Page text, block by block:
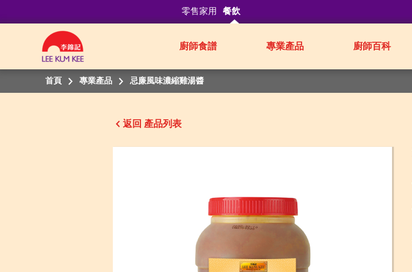
零售家用 餐飲
廚師食譜 專業產品 廚師百科
首頁 專業產品 忌廉風味濃縮雞湯醬
返回